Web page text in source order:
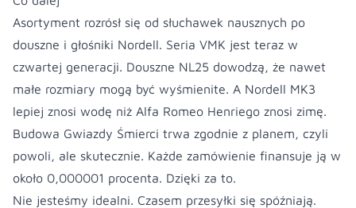
Asortyment rozrósł się od słuchawek nausznych po
douszne i głośniki Nordell. Seria VMK jest teraz w
czwartej generacji. Douszne NL25 dowodzą, że nawet
małe rozmiary mogą być wyśmienite. A Nordell MK3
lepiej znosi wodę niż Alfa Romeo Henriego znosi zimę.
Budowa Gwiazdy Śmierci trwa zgodnie z planem, czyli
powoli, ale skutecznie. Każde zamówienie finansuje ją w
około 0,000001 procenta. Dzięki za to.
Nie jesteśmy idealni. Czasem przesyłki się spóźniają.